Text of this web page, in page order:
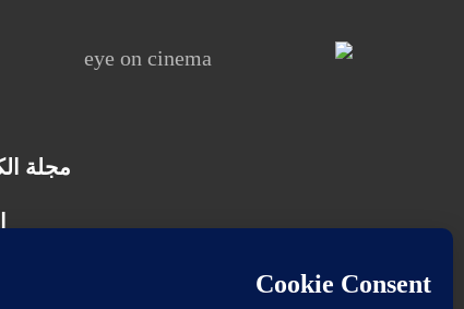
مجلة
جميع الحقوق محفوظة ولا يسمح